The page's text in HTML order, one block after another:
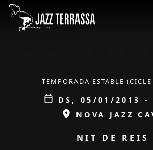
Vés al contingut
TEMPORADA ESTABLE
Data
DS, 05/01/2013 -
ESPAI
NOVA JAZZ
NIT DE REIS